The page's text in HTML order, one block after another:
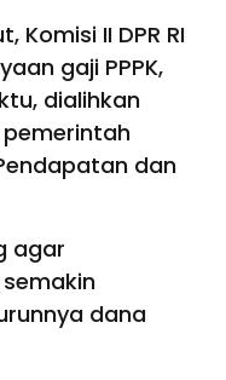
Komisi II DPR RI
gaji PPPK,
dialihkan
dan
agar
dana